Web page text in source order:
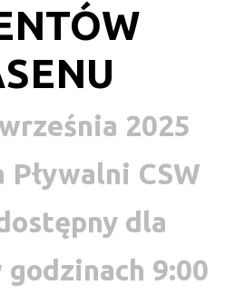
2025
Pływalni CSW
dla
9:00